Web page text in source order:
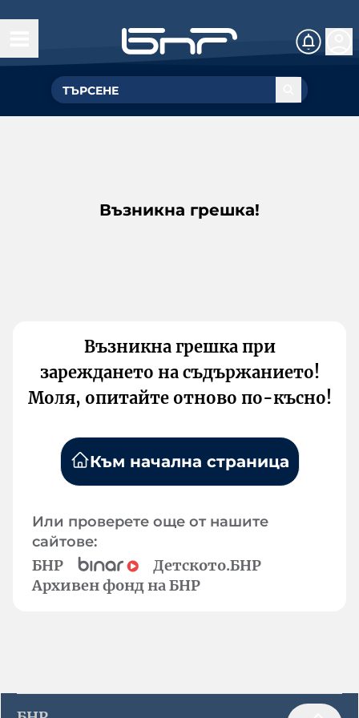
Възникна грешка!
Възникна грешка при
зареждането на съдържанието!
Моля, опитайте отново по-късно!
Към начална страница
Или проверете още от нашите
сайтове:
БНР
Детското.БНР
Архивен фонд на БНР